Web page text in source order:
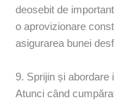
deosebit de
o aprovizionare
asigurarea bunei
9. Sprijin și abordare
Atunci când